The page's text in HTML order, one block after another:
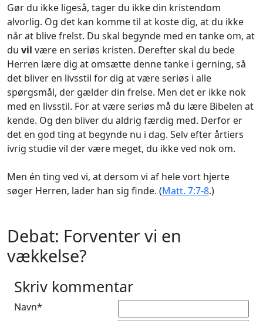
Gør du ikke ligeså, tager du ikke din kristendom
alvorlig. Og det kan komme til at koste dig, at du ikke
når at blive frelst. Du skal begynde med en tanke om, at
du vil være en seriøs kristen. Derefter skal du bede
Herren lære dig at omsætte denne tanke i gerning, så
det bliver en livsstil for dig at være seriøs i alle
spørgsmål, der gælder din frelse. Men det er ikke nok
med en livsstil. For at være seriøs må du lære Bibelen at
kende. Og den bliver du aldrig færdig med. Derfor er
det en god ting at begynde nu i dag. Selv efter årtiers
ivrig studie vil der være meget, du ikke ved nok om.
Men én ting ved vi, at dersom vi af hele vort hjerte
søger Herren, lader han sig finde. (Matt. 7:7-8.)
Debat: Forventer vi en
vækkelse?
Skriv kommentar
Navn*